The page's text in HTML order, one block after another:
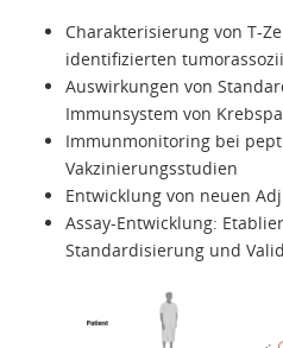
Charakterisierung von T-
identifizierten
Auswirkungen von
Immunsystem von
Immunmonitoring bei
Vakzinierungsstudien
Entwicklung von neuen
Assay-Entwicklung:
Standardisierung und